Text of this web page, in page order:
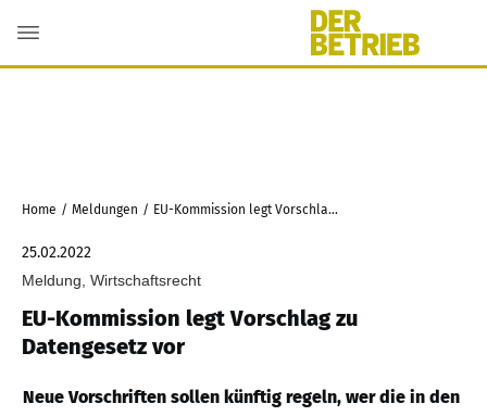
Home / Meldungen / EU-Kommission legt Vorschlag zu Datengesetz vor
25.02.2022
Meldung, Wirtschaftsrecht
EU-Kommission legt Vorschlag zu
Datengesetz vor
Neue Vorschriften sollen künftig regeln, wer die in den